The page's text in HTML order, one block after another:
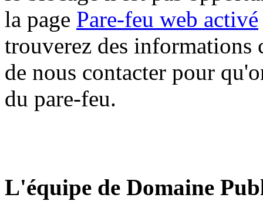
la page Pare-feu web activé
trouverez des informations
de nous contacter pour
du pare-feu.
L'équipe de Domaine